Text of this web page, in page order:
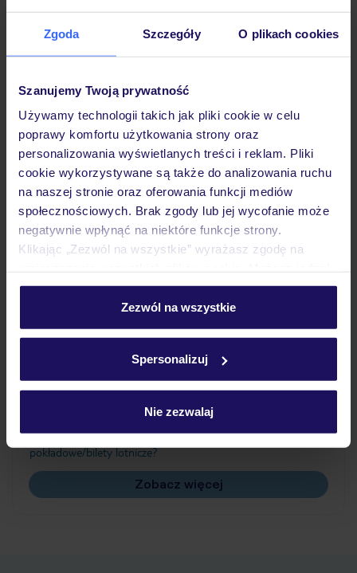
Zgoda Szczegóły O plikach cookies
Szanujemy Twoją prywatność
Używamy technologii takich jak pliki cookie w celu
poprawy komfortu użytkowania strony oraz
personalizowania wyświetlanych treści i reklam. Pliki
cookie wykorzystywane są także do analizowania ruchu
na naszej stronie oraz oferowania funkcji mediów
społecznościowych. Brak zgody lub jej wycofanie może
negatywnie wpłynąć na niektóre funkcje strony.
Klikając „Zezwól na wszystkie” wyrażasz zgodę na
personalizować swój wybór wchodząc w zakładkę
Szczegółowe informacje o plikach cookie znajdziesz
Zezwól na wszystkie
Spersonalizuj
Nie zezwalaj
Pokoje
Wyżywienie
Atrakcje
Ważne informacje
Czy w Hotelu będzie przedstawiciel TUI?
pokładowe/bilety lotnicze?
Zobacz więcej